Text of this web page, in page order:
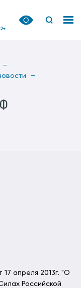
—
—
апреля 2013г. "О
Российской